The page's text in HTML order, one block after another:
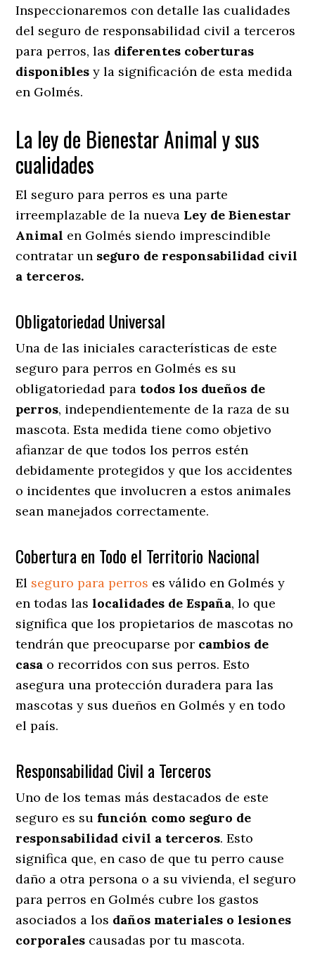
Inspeccionaremos con detalle las cualidades
del seguro de responsabilidad civil a terceros
para perros, las diferentes coberturas
disponibles y la significación de esta medida
en Golmés.
La ley de Bienestar Animal y sus
cualidades
El seguro para perros es una parte
irreemplazable de la nueva Ley de Bienestar
Animal en Golmés siendo imprescindible
contratar un seguro de responsabilidad civil
a terceros.
Obligatoriedad Universal
Una de las iniciales características de este
seguro para perros en Golmés es su
obligatoriedad para todos los dueños de
perros, independientemente de la raza de su
mascota. Esta medida tiene como objetivo
afianzar de que todos los perros estén
debidamente protegidos y que los accidentes
o incidentes que involucren a estos animales
sean manejados correctamente.
Cobertura en Todo el Territorio Nacional
El seguro para perros es válido en Golmés y
en todas laslocalidades de España, lo que
significa que los propietarios de mascotas no
tendrán que preocuparse por cambios de
casa o recorridos con sus perros. Esto
asegura una protección duradera para las
mascotas y sus dueños en Golmés y en todo
el país.
Responsabilidad Civil a Terceros
Uno de los temas más destacados de este
seguro es su función como seguro de
responsabilidad civil a terceros. Esto
significa que, en caso de que tu perro cause
daño a otra persona o a su vivienda, el seguro
para perros en Golmés cubre los gastos
asociados a los daños materiales o lesiones
corporales causadas por tu mascota.